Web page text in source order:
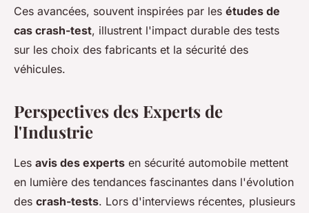
Ces avancées, souvent inspirées par les études de
cas crash-test, illustrent l'impact durable des tests
sur les choix des fabricants et la sécurité des
véhicules.
Perspectives des Experts de
l'Industrie
Les avis des experts en sécurité automobile mettent
en lumière des tendances fascinantes dans l'évolution
des crash-tests. Lors d'interviews récentes, plusieurs